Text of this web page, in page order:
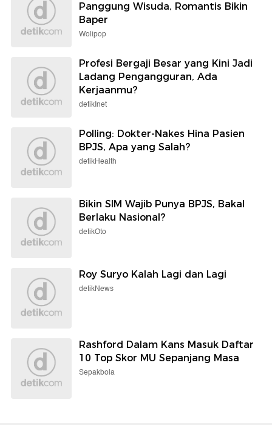
Panggung Wisuda, Romantis Bikin
Baper
Wolipop
Profesi Bergaji Besar yang Kini Jadi
Ladang Pengangguran, Ada
Kerjaanmu?
detikInet
Polling: Dokter-Nakes Hina Pasien
BPJS, Apa yang Salah?
detikHealth
Bikin SIM Wajib Punya BPJS, Bakal
Berlaku Nasional?
detikOto
Roy Suryo Kalah Lagi dan Lagi
detikNews
Rashford Dalam Kans Masuk Daftar
10 Top Skor MU Sepanjang Masa
Sepakbola